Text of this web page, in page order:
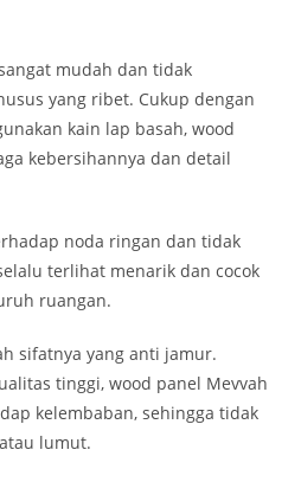
mudah dan tidak
yang ribet. Cukup dengan
kain lap basah, wood
kebersihannya dan detail
noda ringan dan tidak
terlihat menarik dan cocok
ruangan.
sifatnya yang anti jamur.
tinggi, wood panel Mevvah
kelembaban, sehingga tidak
lumut.